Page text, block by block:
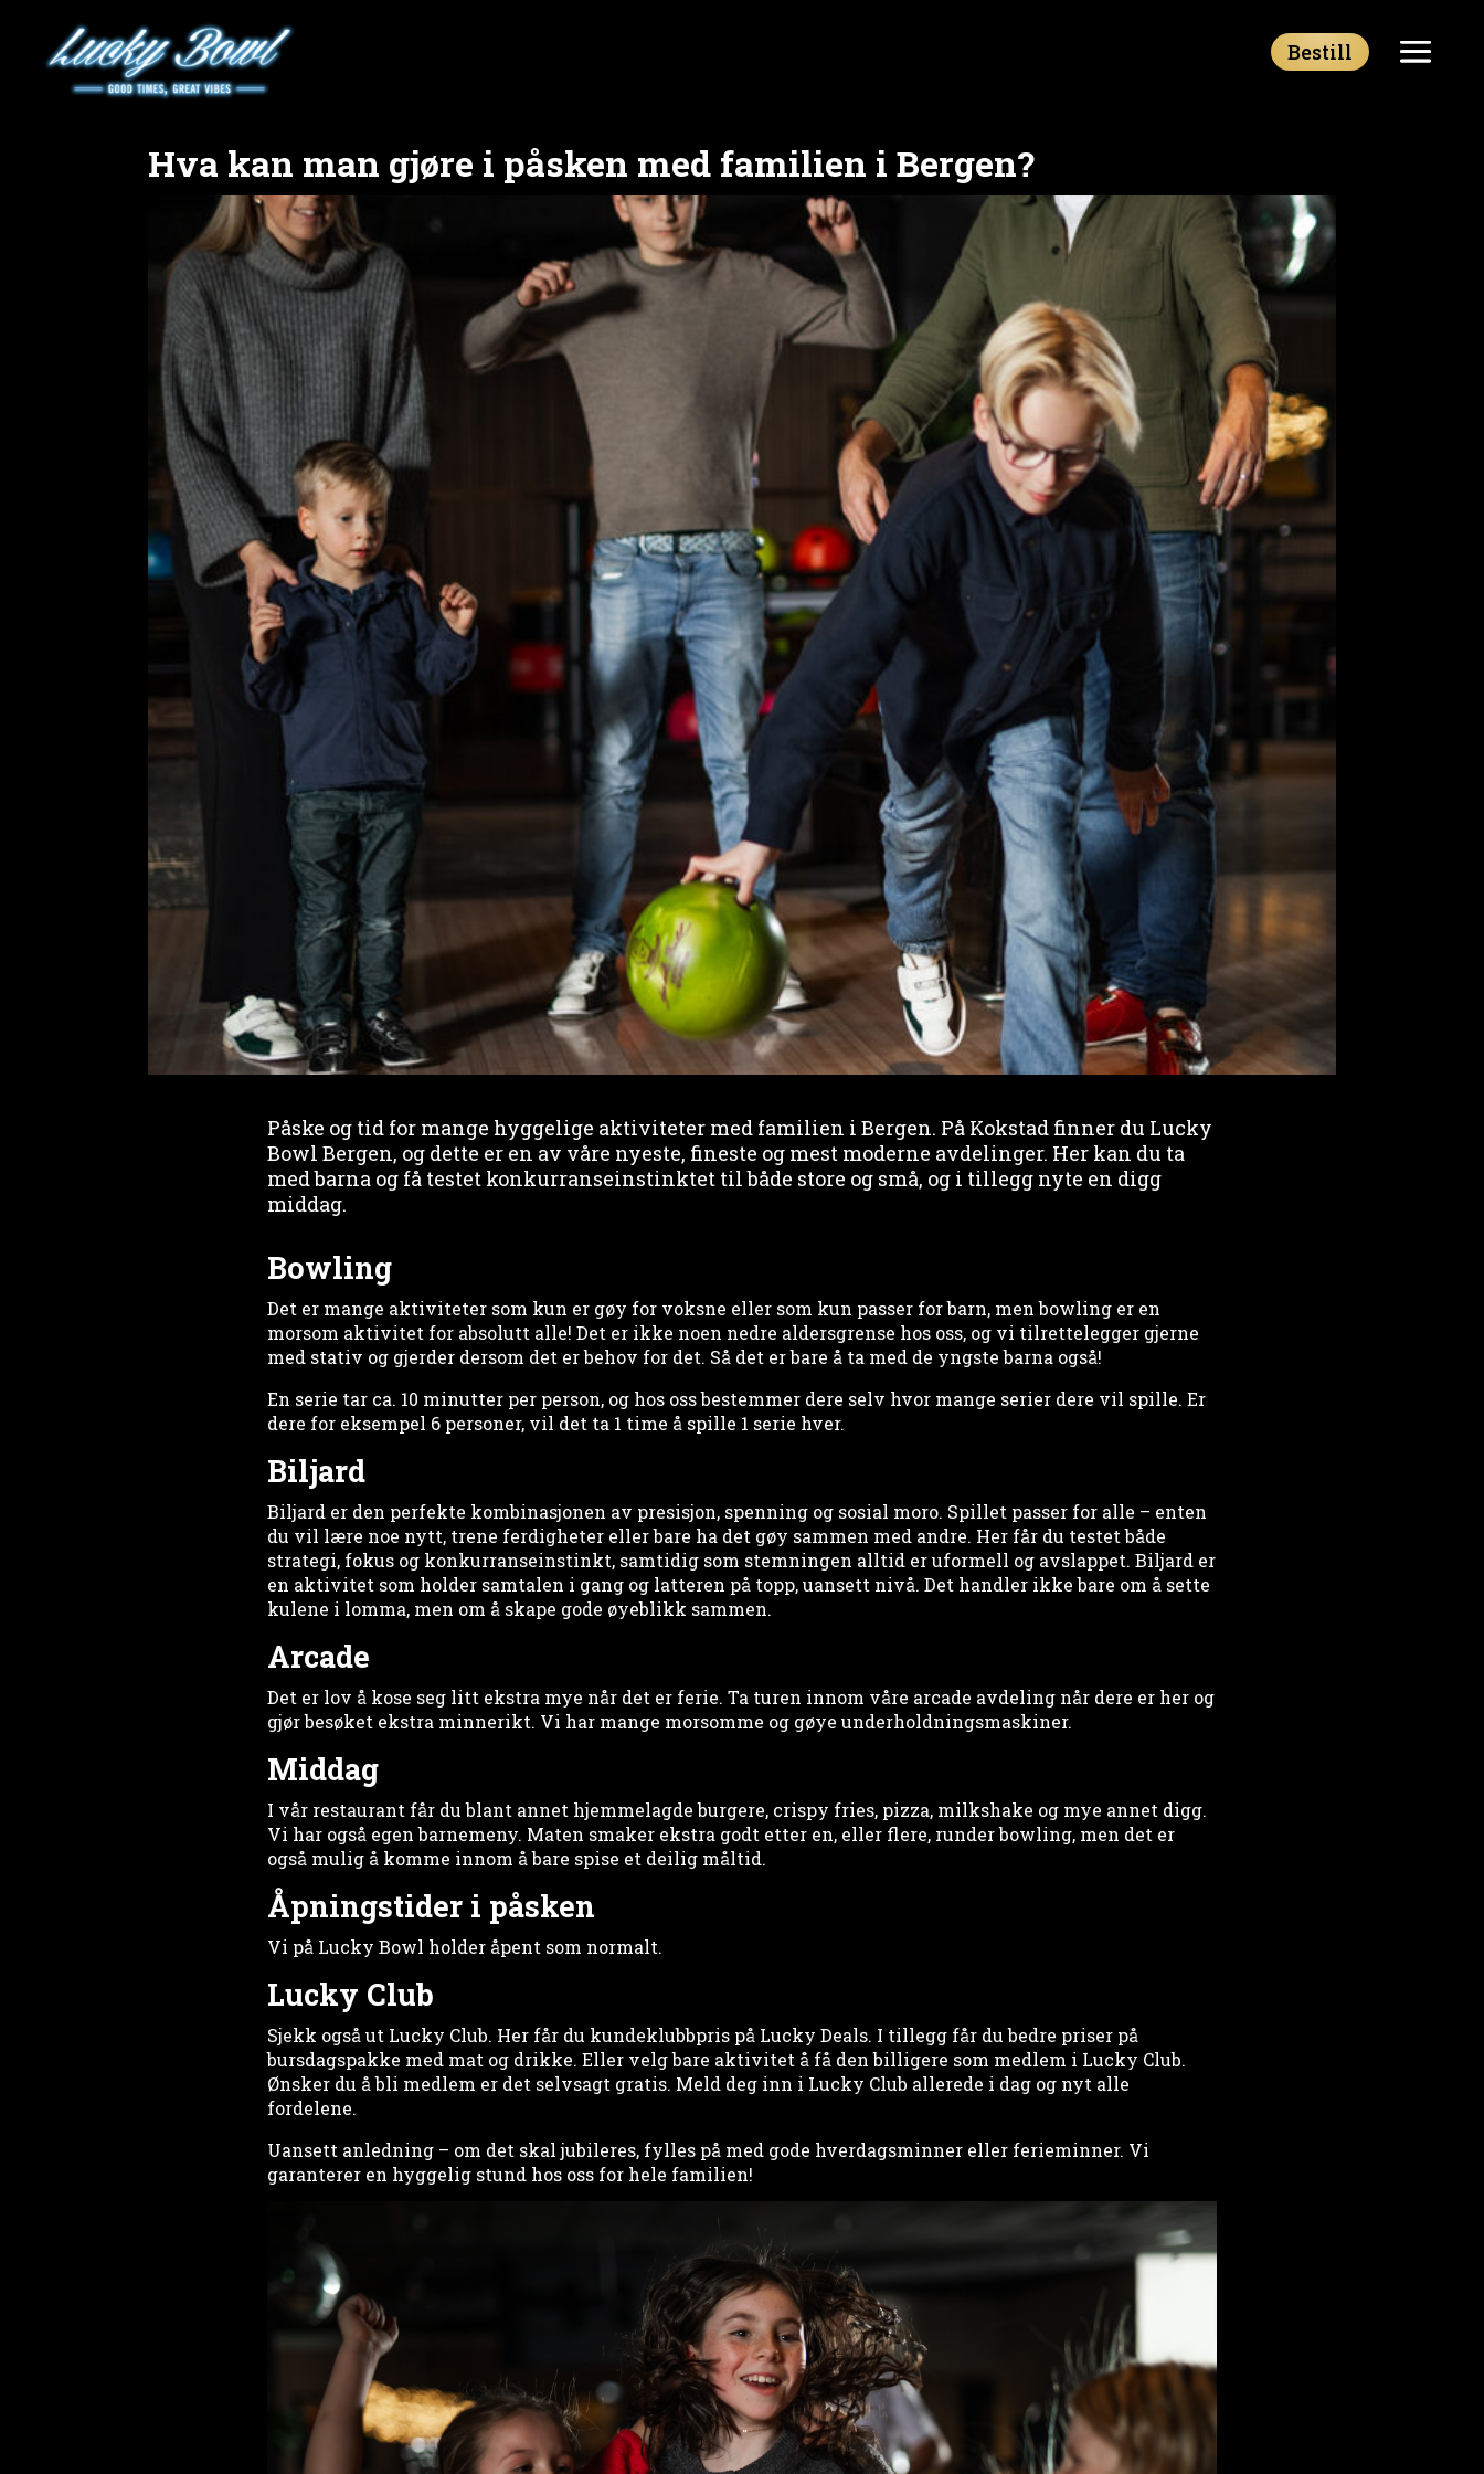
Bestill
Hva kan man gjøre i påsken med familien i Bergen?
Påske og tid for mange hyggelige aktiviteter med familien i Bergen. På Kokstad finner du Lucky
Bowl Bergen, og dette er en av våre nyeste, fineste og mest moderne avdelinger. Her kan du ta
med barna og få testet konkurranseinstinktet til både store og små, og i tillegg nyte en digg
middag.
Bowling
Det er mange aktiviteter som kun er gøy for voksne eller som kun passer for barn, men bowling er en
morsom aktivitet for absolutt alle! Det er ikke noen nedre aldersgrense hos oss, og vi tilrettelegger gjerne
med stativ og gjerder dersom det er behov for det. Så det er bare å ta med de yngste barna også!
En serie tar ca. 10 minutter per person, og hos oss bestemmer dere selv hvor mange serier dere vil spille. Er
dere for eksempel 6 personer, vil det ta 1 time å spille 1 serie hver.
Biljard
Biljard er den perfekte kombinasjonen av presisjon, spenning og sosial moro. Spillet passer for alle – enten
du vil lære noe nytt, trene ferdigheter eller bare ha det gøy sammen med andre. Her får du testet både
strategi, fokus og konkurranseinstinkt, samtidig som stemningen alltid er uformell og avslappet. Biljard er
en aktivitet som holder samtalen i gang og latteren på topp, uansett nivå. Det handler ikke bare om å sette
kulene i lomma, men om å skape gode øyeblikk sammen.
Arcade
Det er lov å kose seg litt ekstra mye når det er ferie. Ta turen innom våre arcade avdeling når dere er her og
gjør besøket ekstra minnerikt. Vi har mange morsomme og gøye underholdningsmaskiner.
Middag
I vår restaurant får du blant annet hjemmelagde burgere, crispy fries, pizza, milkshake og mye annet digg.
Vi har også egen barnemeny. Maten smaker ekstra godt etter en, eller flere, runder bowling, men det er
også mulig å komme innom å bare spise et deilig måltid.
Åpningstider i påsken
Vi på Lucky Bowl holder åpent som normalt.
Lucky Club
Sjekk også ut Lucky Club. Her får du kundeklubbpris på Lucky Deals. I tillegg får du bedre priser på
bursdagspakke med mat og drikke. Eller velg bare aktivitet å få den billigere som medlem i Lucky Club.
Ønsker du å bli medlem er det selvsagt gratis. Meld deg inn i Lucky Club allerede i dag og nyt alle
fordelene.
Uansett anledning – om det skal jubileres, fylles på med gode hverdagsminner eller ferieminner. Vi
garanterer en hyggelig stund hos oss for hele familien!